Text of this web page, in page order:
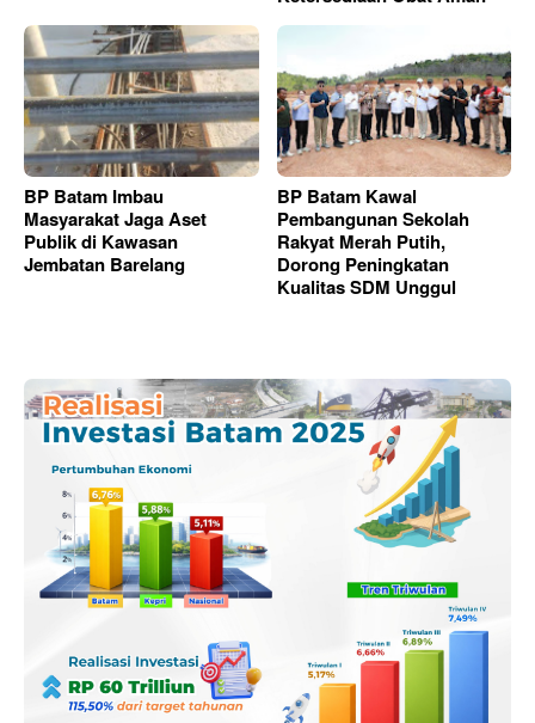
BP Batam Imbau
Masyarakat Jaga Aset
Publik di Kawasan
Jembatan Barelang
BP Batam Kawal
Pembangunan Sekolah
Rakyat Merah Putih,
Dorong Peningkatan
Kualitas SDM Unggul